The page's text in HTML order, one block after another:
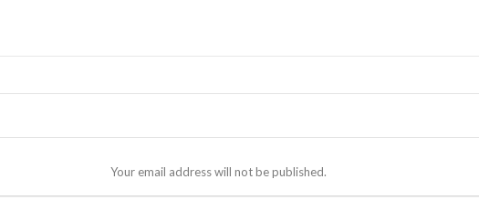
Your email address will not be published.